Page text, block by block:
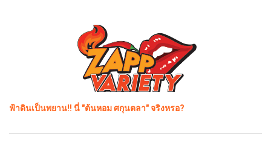
ฟ้าดินเป็นพยาน!! นี่ "ต้นหอม ศกุนตลา" จริงหรอ?